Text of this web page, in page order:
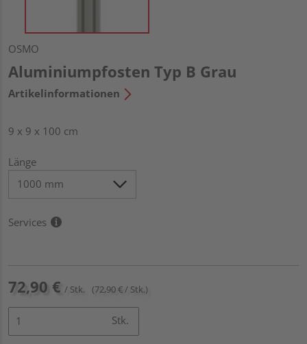
OSMO
Aluminiumpfosten Typ B Grau
Artikelinformationen
9 x 9 x 100 cm
Länge
Services
72,90 € / Stk. (72,90 € / Stk.)
Stk.